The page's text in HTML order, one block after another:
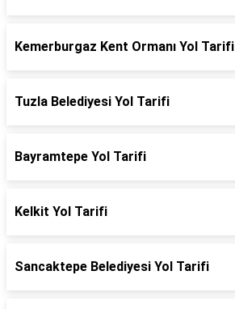
Kemerburgaz Kent Ormanı Yol Tarifi
Tuzla Belediyesi Yol Tarifi
Bayramtepe Yol Tarifi
Kelkit Yol Tarifi
Sancaktepe Belediyesi Yol Tarifi